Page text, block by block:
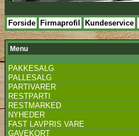
Forside Firmaprofil Kundeservice
Menu
PAKKESALG
PALLESALG
PARTIVARER
RESTPARTI
RESTMARKED
NYHEDER
FAST LAVPRIS VARE
GAVEKORT